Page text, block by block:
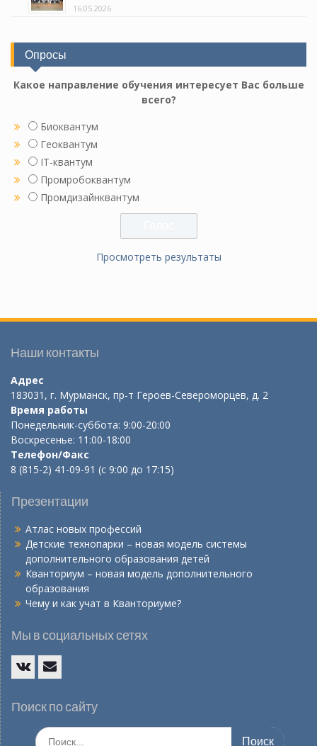
16.05.2026
Опросы
Какое направление обучения интересует Вас больше
всего?
Биоквантум
Геоквантум
IT-квантум
Промробоквантум
Промдизайнквантум
Просмотреть результаты
Наши контакты
Адрес
183031, г. Мурманск, пр-т Героев-Североморцев, д. 2
Время работы
Понедельник-суббота: 9:00-20:00
Воскресенье: 11:00-18:00
Телефон/Факс
8 (815-2) 41-09-91 (с 9:00 до 17:15)
Презентации
Атлас новых профессий
Детские технопарки – новая модель системы
дополнительного образования детей
Кванториум – новая модель дополнительного
образования
Чему и как учат в Кванториуме?
Мы в социальных сетях
mail
Поиск по сайту
Искать: